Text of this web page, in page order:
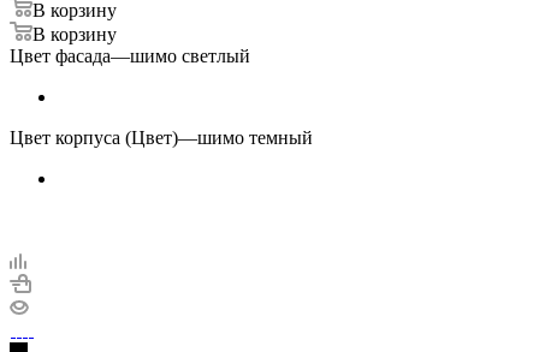
В корзину
В корзину
Цвет фасада—шимо светлый
Цвет корпуса (Цвет)—шимо темный